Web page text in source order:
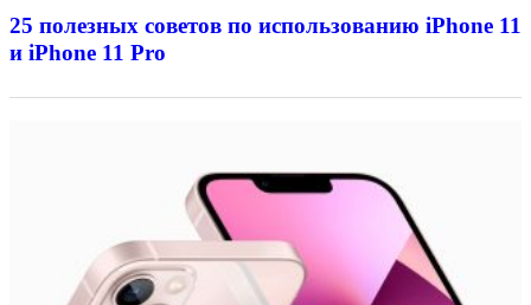
25 полезных советов по использованию iPhone 11
и iPhone 11 Pro